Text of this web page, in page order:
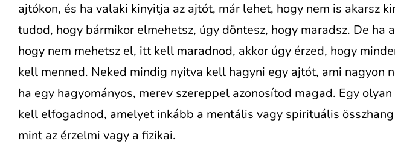
ajtókon, és ha valaki kinyitja az ajtót, már lehet, hogy nem is akarsz
tudod, hogy bármikor elmehetsz, úgy döntesz, hogy maradsz. De ha
hogy nem mehetsz el, itt kell maradnod, akkor úgy érzed, hogy
kell menned. Neked mindig nyitva kell hagyni egy ajtót, ami nagyon
ha egy hagyományos, merev szereppel azonosítod magad. Egy
kell elfogadnod, amelyet inkább a mentális vagy spirituális
mint az érzelmi vagy a fizikai.